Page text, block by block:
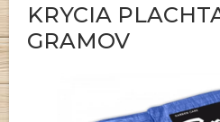
KRYCIA
GRAMOV